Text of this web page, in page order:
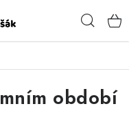
období